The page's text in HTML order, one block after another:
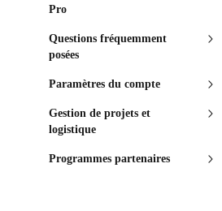
Pro
Questions fréquemment
posées
Paramètres du compte
Gestion de projets et
logistique
Programmes partenaires